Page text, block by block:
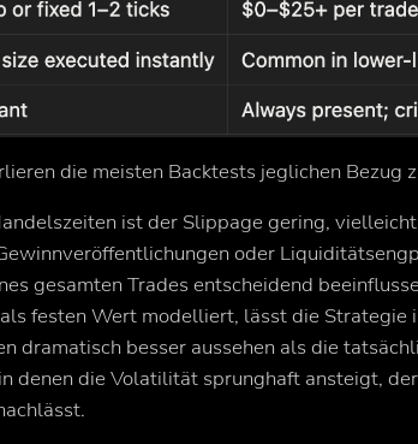
die meisten Backtests jeglichen Bezug
ist der Slippage gering,
oder
gesamten Trades entscheidend
festen Wert modelliert, lässt die Strategie
dramatisch besser aussehen als die
denen die Volatilität sprunghaft ansteigt,